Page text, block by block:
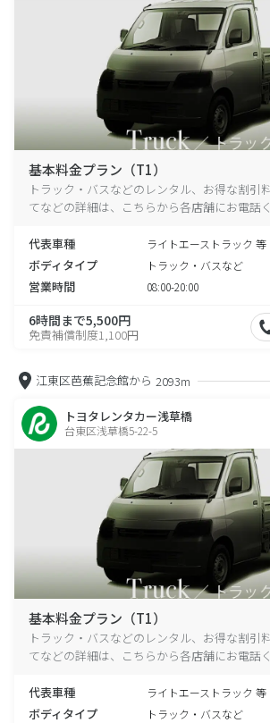
基本料金プラン（T1）
トラック・バスなどのレンタル、お得な割引
てなどの詳細は、こちらから各店舗にお電話く
代表車種 ライトエーストラック 等
ボディタイプ トラック・バスなど
営業時間 08:00-20:00
6時間まで5,500円
免責補償制度1,100円
江東区芭蕉記念館から 2093m
トヨタレンタカー浅草橋
台東区浅草橋5-22-5
基本料金プラン（T1）
トラック・バスなどのレンタル、お得な割引
てなどの詳細は、こちらから各店舗にお電話く
代表車種 ライトエーストラック 等
ボディタイプ トラック・バスなど